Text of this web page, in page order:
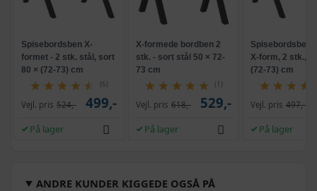
Spisebordsben X-
formet - 2 stk. stål, sort
80 × (72-73) cm
(6)
Vejl. pris 524,- 499,-
På lager
X-formede bordben 2
stk. - sort stål 50 × 72-
73 cm
(1)
Vejl. pris 618,- 529,-
På lager
Spisebordsben i
X-form, 2 stk.,
(72-73) cm
Vejl. pris 497,-
På lager
ANDRE KUNDER KIGGEDE OGSÅ PÅ